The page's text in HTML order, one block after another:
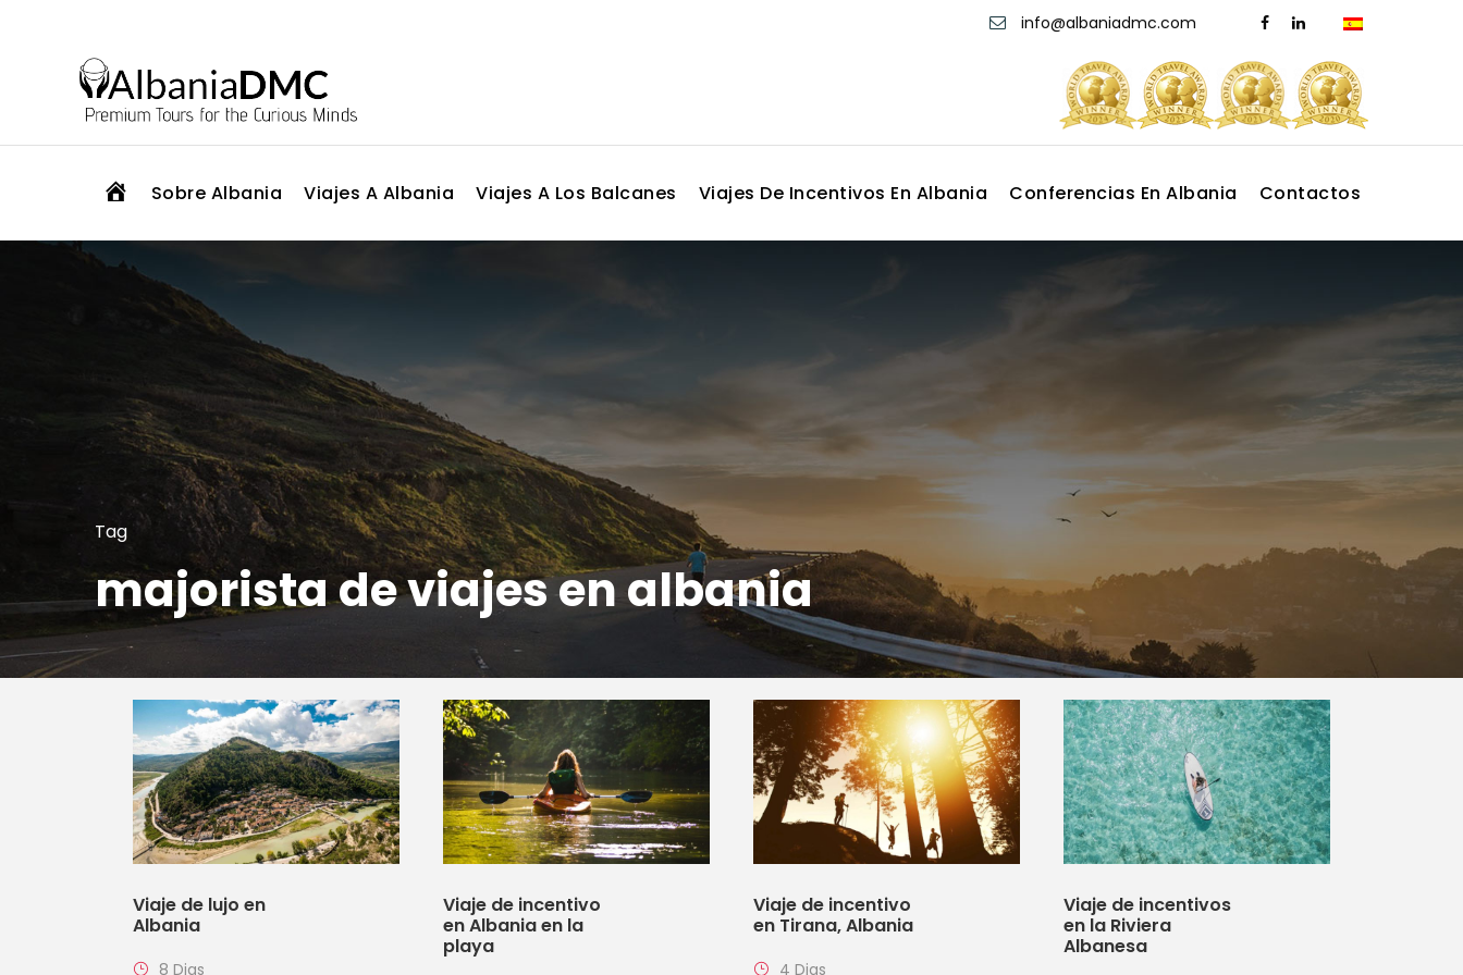
info@albaniadmc.com
E
Sobre Albania Viajes A Albania Viajes A Los Balcanes Viajes De Incentivos En Albania Conferencias En Albania Contactos
Tag
majorista de viajes en albania
Viaje de lujo en
Albania
8 Dias
Viaje de incentivo
en Albania en la
playa
Viaje de incentivo
en Tirana, Albania
4 Dias
Viaje de incentivos
en la Riviera
Albanesa